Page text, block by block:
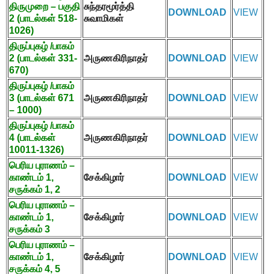
திருமுறை – பகுதி
2 (பாடல்கள் 518-
1026)
சுந்தரமூர்த்தி
சுவாமிகள்
DOWNLOAD VIEW
திருப்புகழ் /பாகம்
2 (பாடல்கள் 331-
670)
அருணகிரிநாதர் DOWNLOAD VIEW
திருப்புகழ் /பாகம்
3 (பாடல்கள் 671
– 1000)
அருணகிரிநாதர் DOWNLOAD VIEW
திருப்புகழ் /பாகம்
4 (பாடல்கள்
10011-1326)
அருணகிரிநாதர் DOWNLOAD VIEW
பெரிய புராணம் –
காண்டம் 1,
சருக்கம் 1, 2
சேக்கிழார் DOWNLOAD VIEW
பெரிய புராணம் –
காண்டம் 1,
சருக்கம் 3
சேக்கிழார் DOWNLOAD VIEW
பெரிய புராணம் –
காண்டம் 1,
சருக்கம் 4, 5
சேக்கிழார் DOWNLOAD VIEW